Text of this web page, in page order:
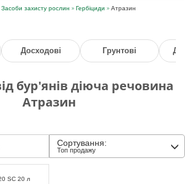
по Україні
Засоби захисту рослин » Гербіциди » Атразин
Досходові Грунтові
бур'янів діюча речовина
Атразин
Сортування:
Топ продажу